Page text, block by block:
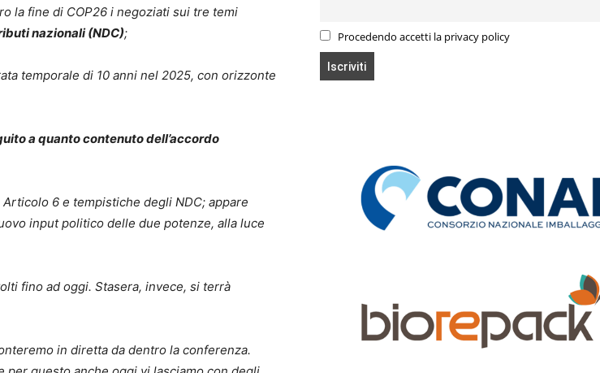
la fine di COP26 i negoziati sui tre temi
nazionali (NDC);
temporale di 10 anni nel 2025, con orizzonte
a quanto contenuto dell’accordo
6 e tempistiche degli NDC; appare
input politico delle due potenze, alla luce
fino ad oggi. Stasera, invece, si terrà
in diretta da dentro la conferenza.
Procedendo accetti la privacy policy